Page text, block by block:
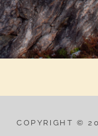
COPYRIGHT ©